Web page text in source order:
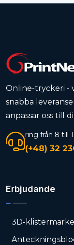
Online-tryckeri -
snabba
anpassar oss till
ring från 8 till
(+48) 32
Erbjudande
3D-